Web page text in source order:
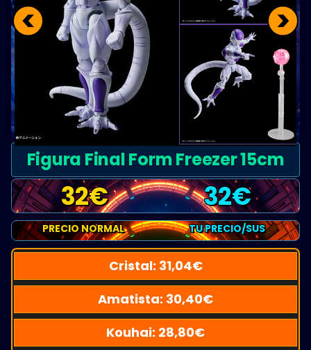
< >
Figura Final Form Freezer 15cm
32€ 32€
PRECIO NORMAL TU PRECIO/SUS
Cristal: 31,04€
Amatista: 30,40€
Kouhai: 28,80€